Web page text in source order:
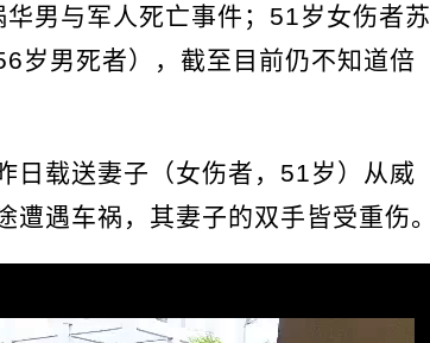
男与军人死亡事件；51岁女伤者苏
岁男死者），截至目前仍不知道倍
日载送妻子（女伤者，51岁）从威
遇车祸，其妻子的双手皆受重伤。